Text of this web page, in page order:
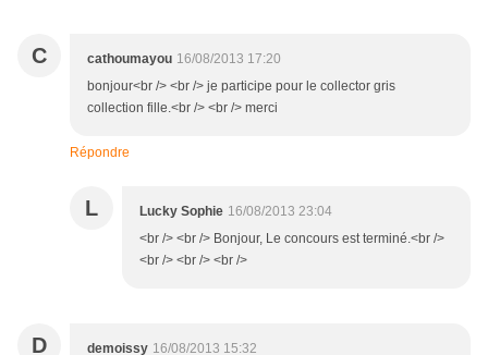
C cathoumayou 16/08/2013 17:20
bonjour<br /> <br /> je participe pour le collector gris
collection fille.<br /> <br /> merci
Répondre
L Lucky Sophie 16/08/2013 23:04
<br /> <br /> Bonjour, Le concours est terminé.<br />
<br /> <br /> <br />
D demoissy 16/08/2013 15:32